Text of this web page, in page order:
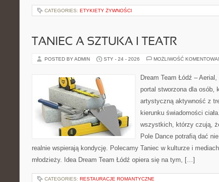
CATEGORIES: ETYKIETY ŻYWNOŚCI
TANIEC A SZTUKA I TEATR
POSTED BY ADMIN STY - 24 - 2026 MOŻLIWOŚĆ
Dream Team Łódź –
portal stworzona dla osób,
artystyczną aktywność z
kierunku świadomości
wszystkich, którzy czują,
Pole Dance potrafią dać
realnie wspierają kondycję. Polecamy Taniec w kulturze i
młodzieży. Idea Dream Team Łódź opiera się na tym, […]
CATEGORIES: RESTAURACJE ROMANTYCZNE